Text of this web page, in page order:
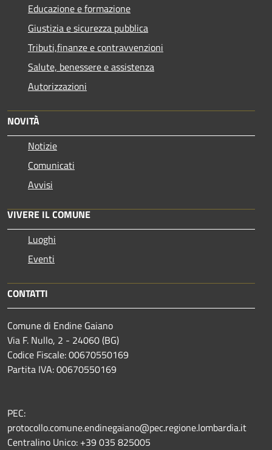
Educazione e formazione
Giustizia e sicurezza pubblica
Tributi,finanze e contravvenzioni
Salute, benessere e assistenza
Autorizzazioni
NOVITÀ
Notizie
Comunicati
Avvisi
VIVERE IL COMUNE
Luoghi
Eventi
CONTATTI
Comune di Endine Gaiano
Via F. Nullo, 2 - 24060 (BG)
Codice Fiscale: 00670550169
Partita IVA: 00670550169
PEC:
protocollo.comune.endinegaiano@pec.regione.lombardia.it
Centralino Unico: +39 035 825005